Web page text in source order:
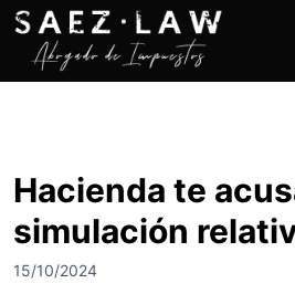
Hacienda te
simulación
15/10/2024